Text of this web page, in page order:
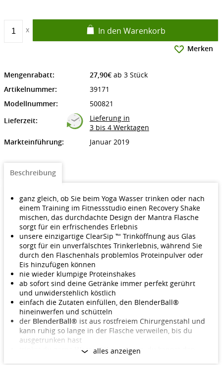
In den Warenkorb
Merken
Mengenrabatt: 27,90€ab 3 Stück
Artikelnummer:
39171
Modellnummer:
500821
Lieferzeit:
Lieferung in
3 bis 4 Werktagen
Markteinführung:
Januar 2019
Beschreibung
ganz gleich, ob Sie beim Yoga Wasser trinken oder nach
einem Training im Fitnessstudio einen Recovery Shake
mischen, das durchdachte Design der Mantra Flasche
sorgt für ein erfrischendes Erlebnis
unsere einzigartige ClearSip ™ Trinköffnung aus Glas
sorgt für ein unverfälschtes Trinkerlebnis, während Sie
durch den Flaschenhals problemlos Proteinpulver oder
Eis hinzufügen können
nie wieder klumpige Proteinshakes
ab sofort sind deine Getränke immer perfekt gerührt
und unwiderstehlich köstlich
einfach die Zutaten einfüllen, den BlenderBall®
hineinwerfen und schütteln
der BlenderBall® ist aus rostfreiem Chirurgenstahl und
kann ruhig so lange in der Flasche verweilen, bis du
ausgetrunken hast
trinkst du gerne Wasser? Keine Sorge, du kannst den
alles anzeigen